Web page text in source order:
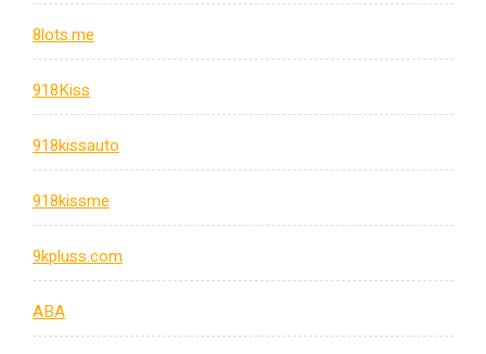
8lots.me
918Kiss
918kissauto
918kissme
9kpluss.com
ABA